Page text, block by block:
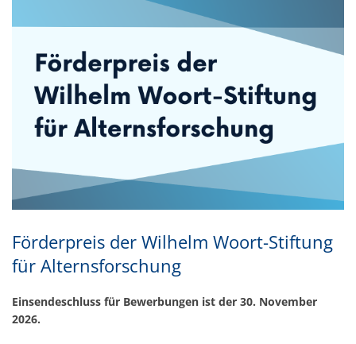
Förderpreis der Wilhelm Woort-Stiftung
für Alternsforschung
Einsendeschluss für Bewerbungen ist der 30. November
2026.